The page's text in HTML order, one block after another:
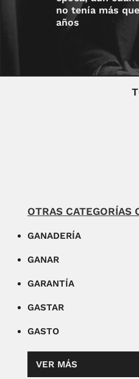
no tenía más
años
OTRAS CATEGORÍAS
GANADERÍA
GANAR
GARANTÍA
GASTAR
GASTO
VER MÁS